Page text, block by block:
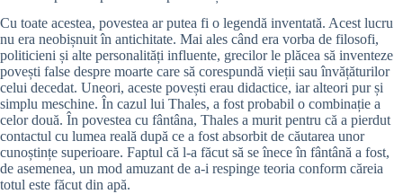
Cu toate acestea, povestea ar putea fi o legendă inventată. Acest lucru
nu era neobișnuit în antichitate. Mai ales când era vorba de filosofi,
politicieni și alte personalități influente, grecilor le plăcea să inventeze
povești false despre moarte care să corespundă vieții sau învățăturilor
celui decedat. Uneori, aceste povești erau didactice, iar alteori pur și
simplu meschine. În cazul lui Thales, a fost probabil o combinație a
celor două. În povestea cu fântâna, Thales a murit pentru că a pierdut
contactul cu lumea reală după ce a fost absorbit de căutarea unor
cunoștințe superioare. Faptul că l-a făcut să se înece în fântână a fost,
de asemenea, un mod amuzant de a-i respinge teoria conform căreia
totul este făcut din apă.